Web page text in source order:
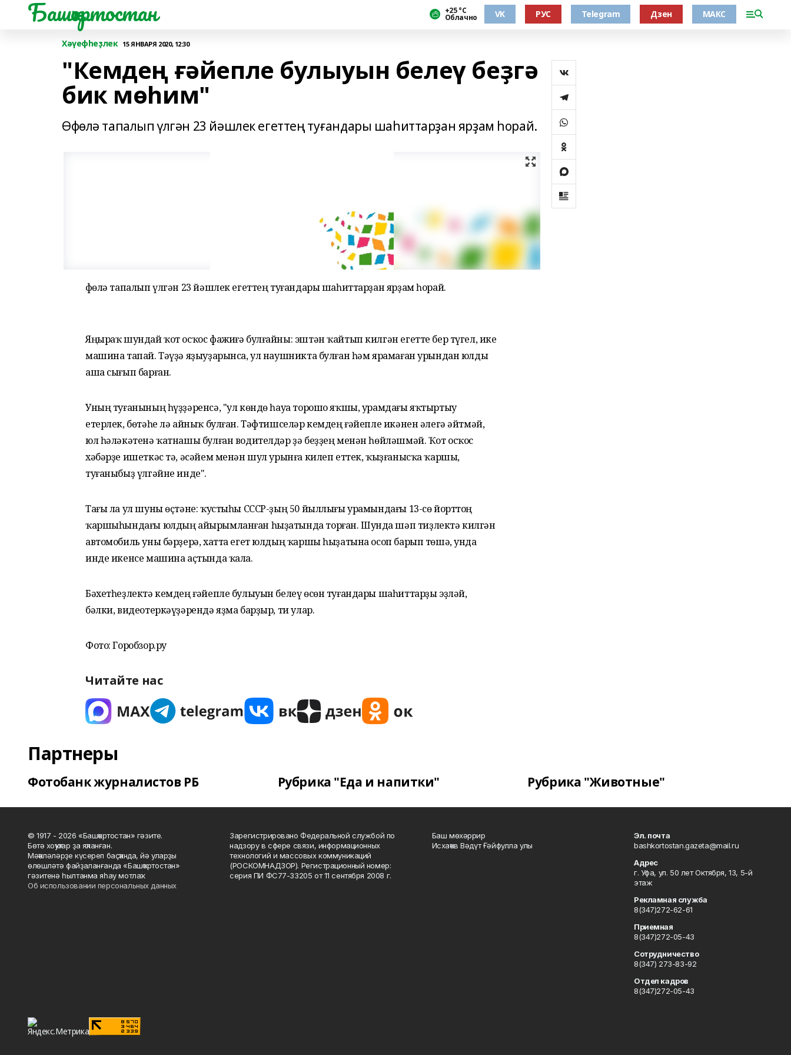
Башҡортостан +25 °С
Облачно VK РУС Telegram Дзен МАКС
Хәүефһеҙлек 15 ЯНВАРЯ 2020, 12:30
"Кемдең ғәйепле булыуын белеү беҙгә
бик мөһим"
Өфөлә тапалып үлгән 23 йәшлек егеттең туғандары шаһиттарҙан ярҙам һорай.
Өфөлә тапалып үлгән 23 йәшлек егеттең туғандары шаһиттарҙан ярҙам һорай.
Яңыраҡ шундай ҡот осҡос фажиғә булғайны: эштән ҡайтып килгән егетте бер түгел, ике
машина тапай. Тәүҙә яҙыуҙарынса, ул наушникта булған һәм ярамаған урындан юлды
аша сығып барған.
Уның туғанының һүҙҙәренсә, "ул көндө һауа торошо яҡшы, урамдағы яҡтыртыу
етерлек, бөтәһе лә айныҡ булған. Тәфтишселәр кемдең ғәйепле икәнен әлегә әйтмәй,
юл һәләкәтенә ҡатнашы булған водителдәр ҙә беҙҙең менән һөйләшмәй. Ҡот осҡос
хәбәрҙе ишеткәс тә, әсәйем менән шул урынға килеп еттек, ҡыҙғанысҡа ҡаршы,
туғаныбыҙ үлгәйне инде".
Тағы ла ул шуны өҫтәне: ҡустыһы СССР-ҙың 50 йыллығы урамындағы 13-сө йорттоң
ҡаршыһындағы юлдың айырымланған һыҙатында торған. Шунда шәп тиҙлектә килгән
автомобиль уны бәрҙерә, хатта егет юлдың ҡаршы һыҙатына осоп барып төшә, унда
инде икенсе машина аҫтында ҡала.
Бәхетһеҙлектә кемдең ғәйепле булыуын белеү өсөн туғандары шаһиттарҙы эҙләй,
бәлки, видеотеркәүҙәрендә яҙма барҙыр, ти улар.
Фото: Горобзор.ру
Читайте нас
Партнеры
Фотобанк журналистов РБ Рубрика "Еда и напитки" Рубрика "Животные"
© 1917 - 2026 «Башҡортостан» гәзите.
Бөтә хоҡуҡтар ҙа яҡланған.
Мәҡәләләрҙе күсереп баҫҡанда, йә уларҙы
өлөшләтә файҙаланғанда «Башҡортостан»
гәзитенә һылтанма яһау мотлаҡ.
Об использовании персональных данных
Зарегистрировано Федеральной службой по
надзору в сфере связи, информационных
технологий и массовых коммуникаций
(РОСКОМНАДЗОР). Регистрационный номер:
серия ПИ ФС77-33205 от 11 сентября 2008 г.
Баш мөхәррир
Исхаҡов Вәдүт Ғәйфулла улы
Эл. почта
bashkortostan.gazeta@mail.ru
Адрес
г. Уфа, ул. 50 лет Октября, 13, 5-й
этаж
Рекламная служба
8(347)272-62-61
Приемная
8(347)272-05-43
Сотрудничество
8(347) 273-83-92
Отдел кадров
8(347)272-05-43